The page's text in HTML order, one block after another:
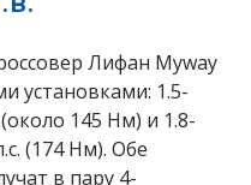
Лифан Myway
установками: 1.5-
145 Нм) и 1.8-
(174 Нм). Обе
в пару 4-